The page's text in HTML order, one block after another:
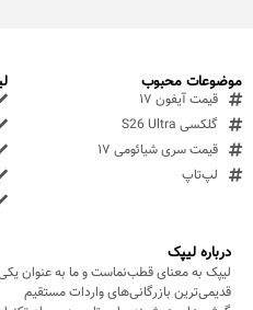
درباره لیپک
لیپک به معنای قطب‌نماست و ما به عنوان
قدیمی‌ترین بازرگانی‌های واردات مستقیم
موضوعات محبوب
قیمت آیفون ۱۷
گلکسی S26 Ultra
قیمت سری شیائومی ۱۷
لپ‌تاپ